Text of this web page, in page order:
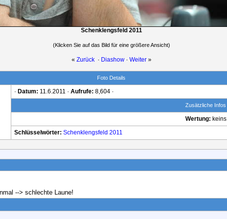
Schenklengsfeld 2011
(Klicken Sie auf das Bild für eine größere Ansicht)
« Zurück· Diashow· Weiter»
Foto Details
· Datum: 11.6.2011 · Aufrufe: 8,604 ·
Zusätzliche Infos
Wertung: keins
Schlüsselwörter: Schenklengsfeld 2011
--> schlechte Laune!